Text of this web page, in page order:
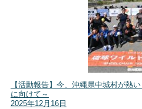
【活動報告】今、沖縄県中城村が熱
に向けて～
2025年12月16日